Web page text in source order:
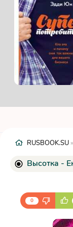
RUSBOOK.SU »
Высотка -
0